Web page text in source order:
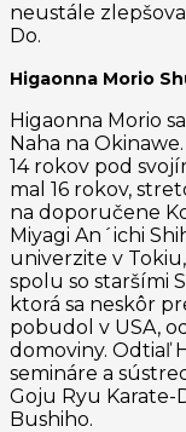
neustále
Do.
Higaonna Morio
Higaonna Morio
Naha na
14 rokov pod
mal 16 rokov,
na doporučene
Miyagi An´ichi
univerzite v
spolu so staršími
ktorá sa neskôr
pobudol v USA,
domoviny. Odtiaľ
semináre a
Goju Ryu Karate-
Bushiho.